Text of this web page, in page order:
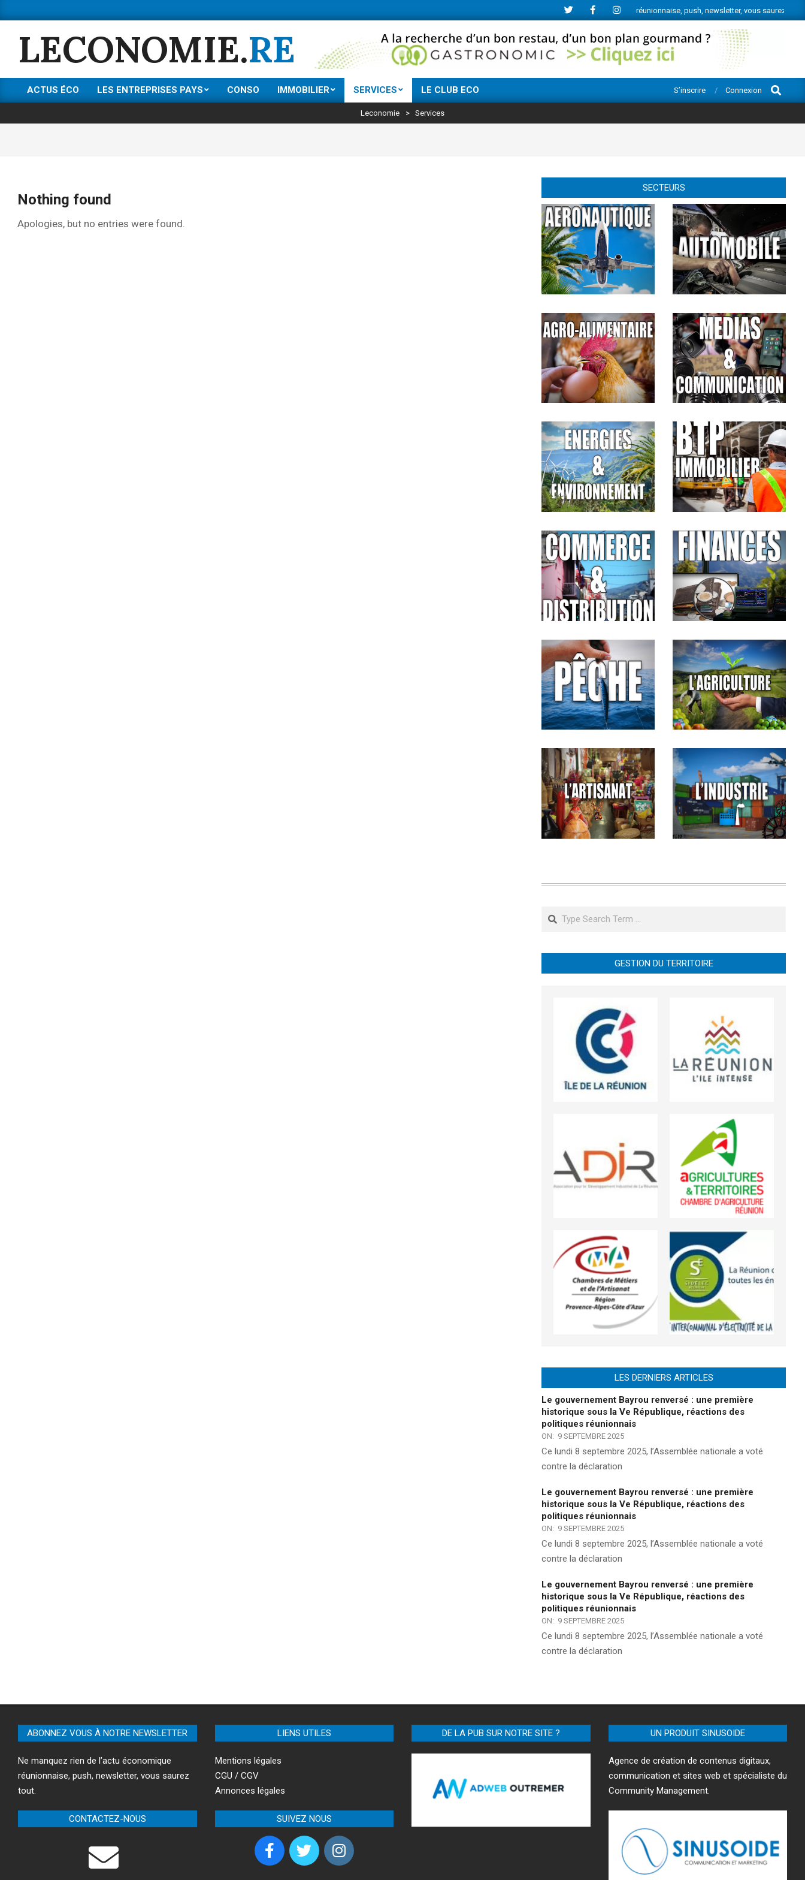
to
content
Ne manquez rien de l’actu économique réunionnaise, push, newsletter, vous saurez tout.
LECONOMIE.RE
Primary
Menu
ACTUS ÉCO LES ENTREPRISES PAYS CONSO IMMOBILIER SERVICES LE CLUB ECO S’inscrire Connexion
Search
Leconomie > Services
Nothing found
Apologies, but no entries were found.
SECTEURS
Search
GESTION DU TERRITOIRE
LES DERNIERS ARTICLES
Le gouvernement Bayrou renversé : une première
historique sous la Ve République, réactions des
politiques réunionnais
ON: 9 SEPTEMBRE 2025
Ce lundi 8 septembre 2025, l’Assemblée nationale a voté
contre la déclaration
Le gouvernement Bayrou renversé : une première
historique sous la Ve République, réactions des
politiques réunionnais
ON: 9 SEPTEMBRE 2025
Ce lundi 8 septembre 2025, l’Assemblée nationale a voté
contre la déclaration
Le gouvernement Bayrou renversé : une première
historique sous la Ve République, réactions des
politiques réunionnais
ON: 9 SEPTEMBRE 2025
Ce lundi 8 septembre 2025, l’Assemblée nationale a voté
contre la déclaration
ABONNEZ VOUS À NOTRE NEWSLETTER
Ne manquez rien de l’actu économique
réunionnaise, push, newsletter, vous saurez
tout.
CONTACTEZ-NOUS
LIENS UTILES
Mentions légales
CGU / CGV
Annonces légales
SUIVEZ NOUS
DE LA PUB SUR NOTRE SITE ? UN PRODUIT SINUSOIDE
Agence de création de contenus digitaux,
communication et sites web et spécialiste du
Community Management.